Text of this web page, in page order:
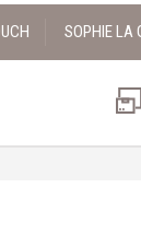
SOPHIE LA